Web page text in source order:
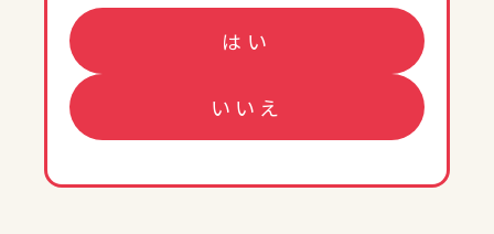
はい
いいえ